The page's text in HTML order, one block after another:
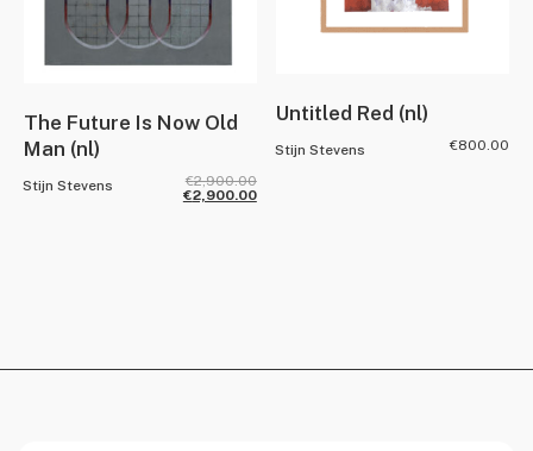
The Future Is Now Old
Man (nl)
Stijn Stevens €2,900.00
€2,900.00
Untitled Red (nl)
Stijn Stevens €800.00